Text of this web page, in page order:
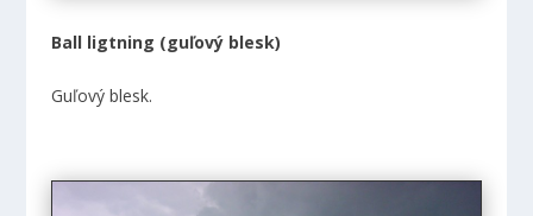
Ball ligtning (guľový blesk)
Guľový blesk.